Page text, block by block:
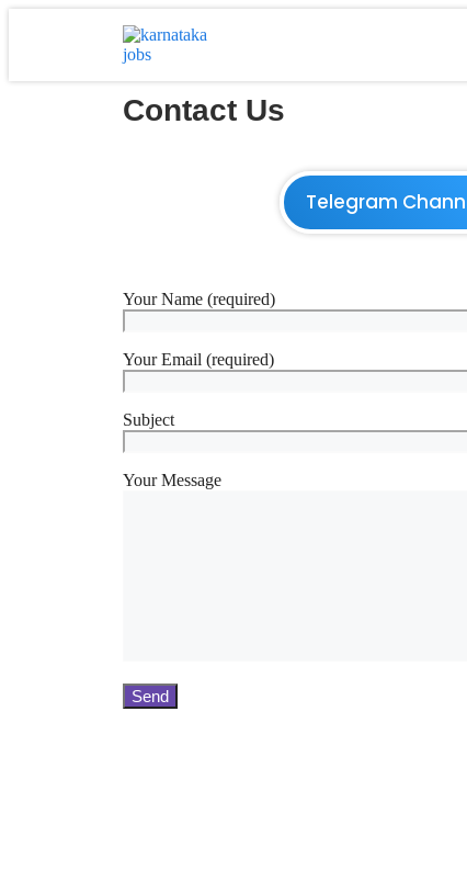
Contact Us
Telegram
Your Name (required)
Your Email (required)
Subject
Your Message